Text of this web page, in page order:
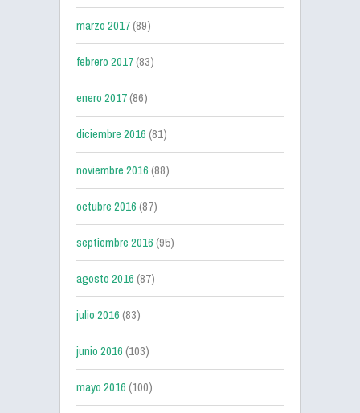
marzo 2017(89)
febrero 2017(83)
enero 2017(86)
diciembre 2016(81)
noviembre 2016(88)
octubre 2016(87)
septiembre 2016(95)
agosto 2016(87)
julio 2016(83)
junio 2016(103)
mayo 2016(100)